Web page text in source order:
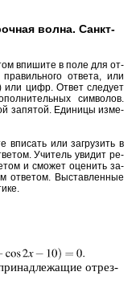
волна. Санкт-
впи­ши­те в поле для от­
от­ве­та, или
или цифр. Ответ сле­ду­ет
сим­во­лов.
за­пя­той. Еди­ни­цы из­ме­
впи­сать или за­гру­зить в
Учи­тель уви­дит ре­
и смо­жет оце­нить за­
от­ве­том. Вы­став­лен­ные
от­рез­